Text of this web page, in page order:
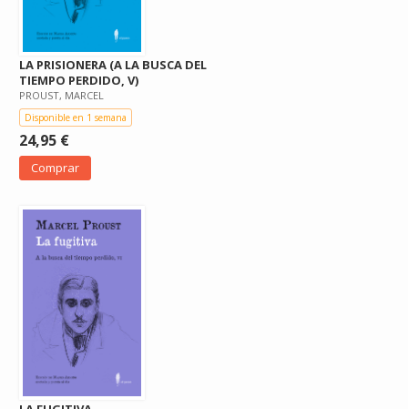
LA PRISIONERA (A LA BUSCA DEL
TIEMPO PERDIDO, V)
PROUST, MARCEL
Disponible en 1 semana
24,95 €
Comprar